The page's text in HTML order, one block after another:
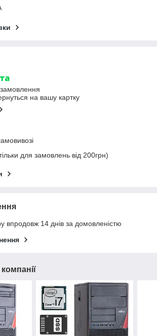
на вашу картку
для замовлень від 200грн)
впродовж 14 днів за домовленістю